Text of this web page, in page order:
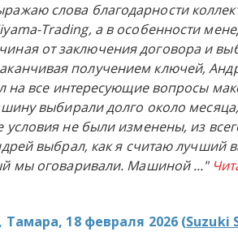
слова благодарности
Trading, а в особенности
от заключения договора и
получением ключей,
на все интересующие вопросы
выбирали долго около
условия не были изменены, из
выбрал, как я считаю лучший
мы оговаривали. Машиной..."
Тамара, 18 февраля 2026 (Suzuki